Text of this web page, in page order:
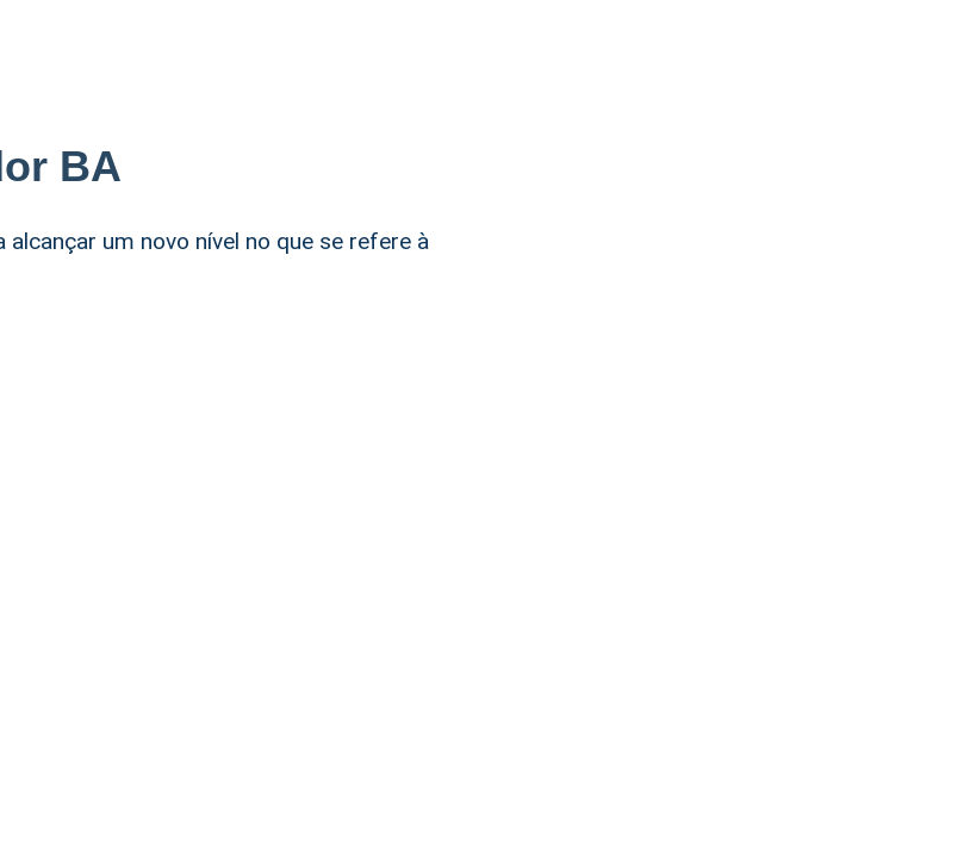
BA
alcançar um novo nível no que se refere à